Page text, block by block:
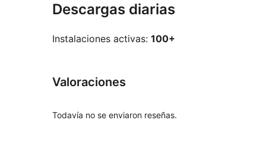
Descargas diarias
Instalaciones activas: 100+
Valoraciones
Todavía no se enviaron reseñas.